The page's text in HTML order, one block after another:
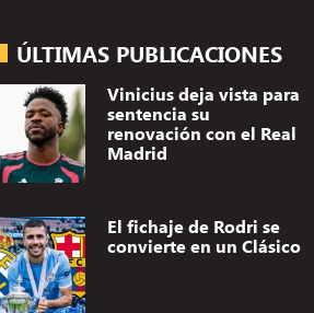
ÚLTIMAS PUBLICACIONES
Vinicius deja vista para
sentencia su
renovación con el Real
Madrid
El fichaje de Rodri se
convierte en un Clásico